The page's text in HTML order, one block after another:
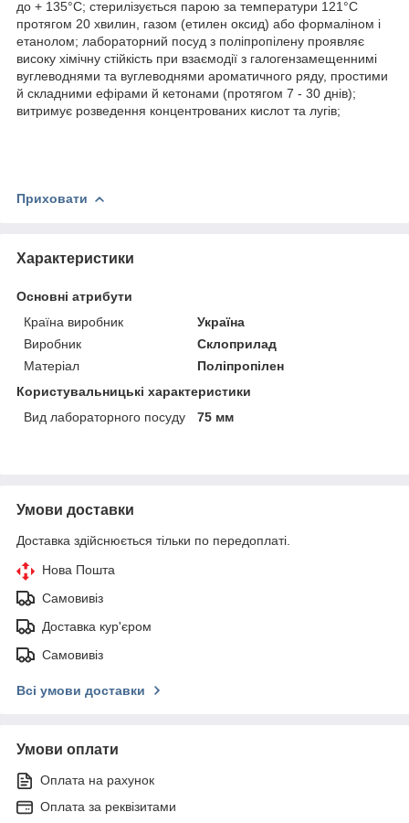
до + 135°С; стерилізується парою за температури 121°С
протягом 20 хвилин, газом (етилен оксид) або формаліном і
етанолом; лабораторний посуд з поліпропілену проявляє
високу хімічну стійкість при взаємодії з галогензамещеннимі
вуглеводнями та вуглеводнями ароматичного ряду, простими
й складними ефірами й кетонами (протягом 7 - 30 днів);
витримує розведення концентрованих кислот та лугів;
Приховати
Характеристики
Основні атрибути
Країна виробник
Україна
Виробник
Склоприлад
Матеріал
Поліпропілен
Користувальницькі характеристики
Вид лабораторного посуду
75 мм
Умови доставки
Доставка здійснюється тільки по передоплаті.
Нова Пошта
Самовивіз
Доставка кур'єром
Самовивіз
Всі умови доставки
Умови оплати
Оплата на рахунок
Оплата за реквізитами